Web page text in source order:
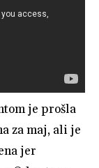
je prošla
za maj, ali je
jer